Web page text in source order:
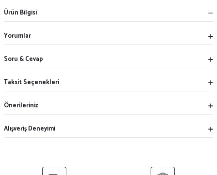
Ürün Bilgisi
Yorumlar
Soru & Cevap
Taksit Seçenekleri
Önerileriniz
Alışveriş Deneyimi